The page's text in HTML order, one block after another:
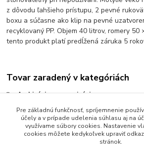
z dôvodu ľahšieho prístupu, 2 pevné
boxu a súčasne ako klip na pevné
recyklovaný PP. Objem 40 litrov, romery 50
tento produkt platí predĺžená záruka 5
Tovar zaradený v kategóriách
Archivácia a organizácia
Škatule na archiváciu
Plastové archivačné škatule
Pre základnú funkčnosť, spríjemnenie
účely a v prípade udelenia súhlasu aj na
využívame súbory cookies. Nastavenie
cookies môžete kedykoľvek upraviť
stránok.